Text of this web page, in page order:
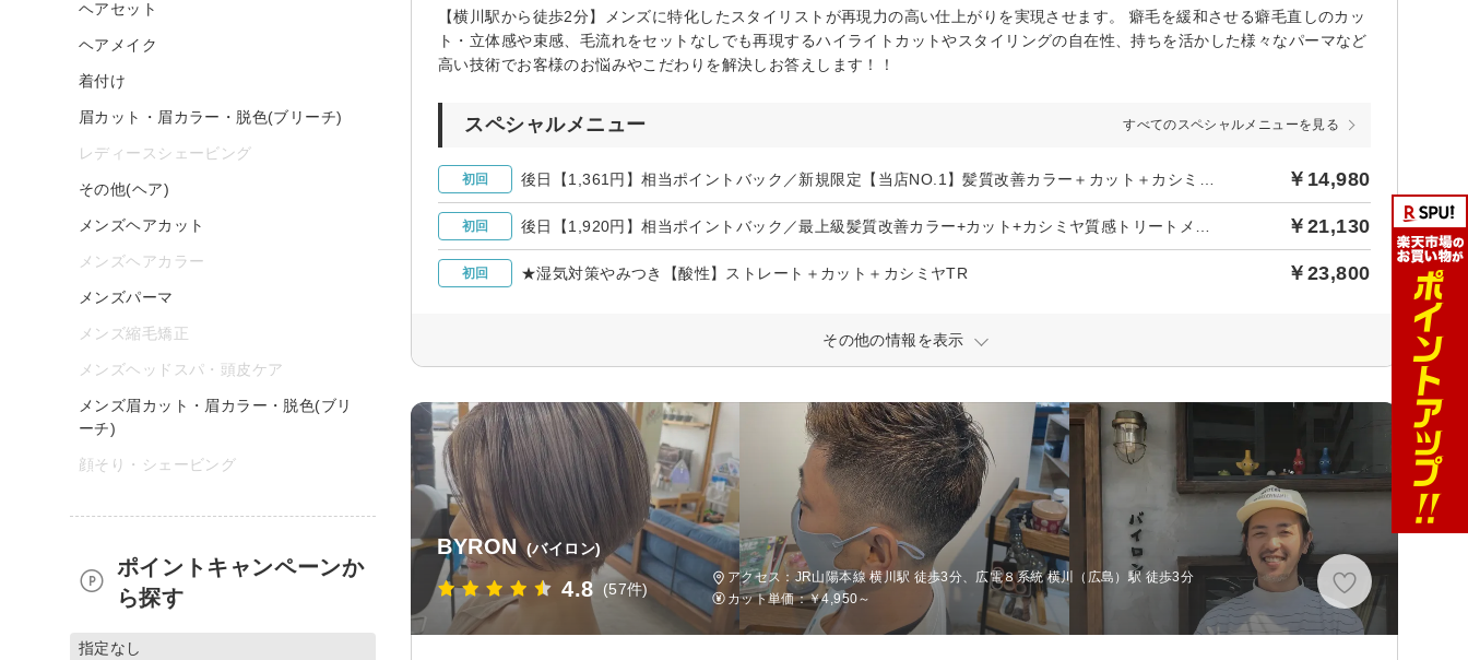
【横川駅から徒歩2分】メンズに特化したスタイリストが再現力の高い仕上がりを実現させます。 癖毛を緩和させる癖毛直しのカッ
ト・立体感や束感、毛流れをセットなしでも再現するハイライトカットやスタイリングの自在性、持ちを活かした様々なパーマなど
高い技術でお客様のお悩みやこだわりを解決しお答えします！！
スペシャルメニュー すべてのスペシャルメニューを見る
初回 ￥14,980
初回 ￥21,130
初回 ★湿気対策やみつき【酸性】ストレート＋カット＋カシミヤTR ￥23,800
その他の情報を表示
BYRON (バイロン)
4.8 (57件)
アクセス：JR山陽本線 横川駅 徒歩3分、広電８系統 横川（広島）駅 徒歩3分
カット単価：￥4,950～
ヘアセット
ヘアメイク
着付け
眉カット・眉カラー・脱色(ブリーチ)
レディースシェービング
その他(ヘア)
メンズヘアカット
メンズヘアカラー
メンズパーマ
メンズ縮毛矯正
メンズヘッドスパ・頭皮ケア
メンズ眉カット・眉カラー・脱色(ブリ
ーチ)
顔そり・シェービング
ポイントキャンペーンか
ら探す
指定なし